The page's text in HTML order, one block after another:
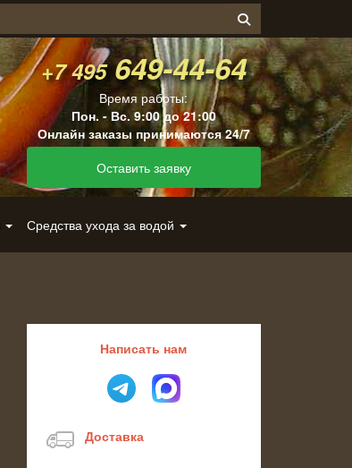
+7 495649-44-64
Время работы:
Пон. - Вс. 9:00 до 21:00
Онлайн заказы принимаются 24/7
Оставить заявку
Средства ухода за водой
Написать нам
Доставка